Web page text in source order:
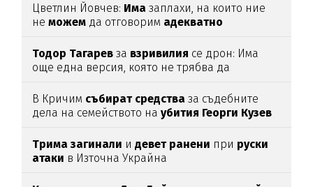
Цветлин Йовчев: Има заплахи, на които ние
неможем да отговорим адекватно
Тодор Тагарев за взривилия се дрон: Има
още една версия, която не трябва да
В Кричим събират средства за съдебните
дела на семейството наубития Георги Кузев
Трима загинали идевет ранени при руски
атаки в Източна Украйна